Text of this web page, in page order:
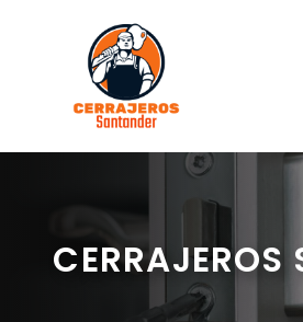
contenido
CERRAJEROS